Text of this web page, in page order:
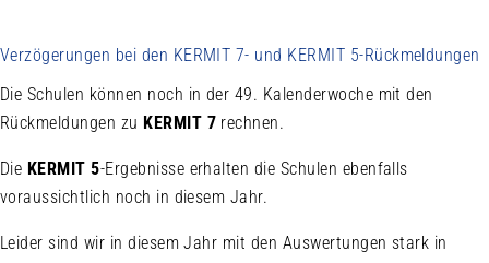
Verzögerungen bei den KERMIT 7- und KERMIT 5-Rückmeldungen
Die Schulen können noch in der 49. Kalenderwoche mit den
Rückmeldungen zu KERMIT 7 rechnen.
Die KERMIT 5-Ergebnisse erhalten die Schulen ebenfalls
voraussichtlich noch in diesem Jahr.
Leider sind wir in diesem Jahr mit den Auswertungen stark in